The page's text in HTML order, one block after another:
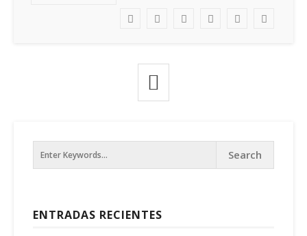
ENTRADAS RECIENTES